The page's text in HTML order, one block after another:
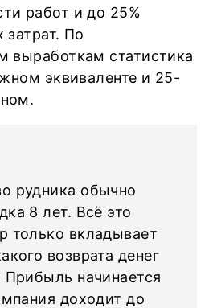
работ и до 25%
затрат. По
выработкам статистика
эквиваленте и 25-
рудника обычно
8 лет. Всё это
только вкладывает
возврата денег
Прибыль начинается
доходит до